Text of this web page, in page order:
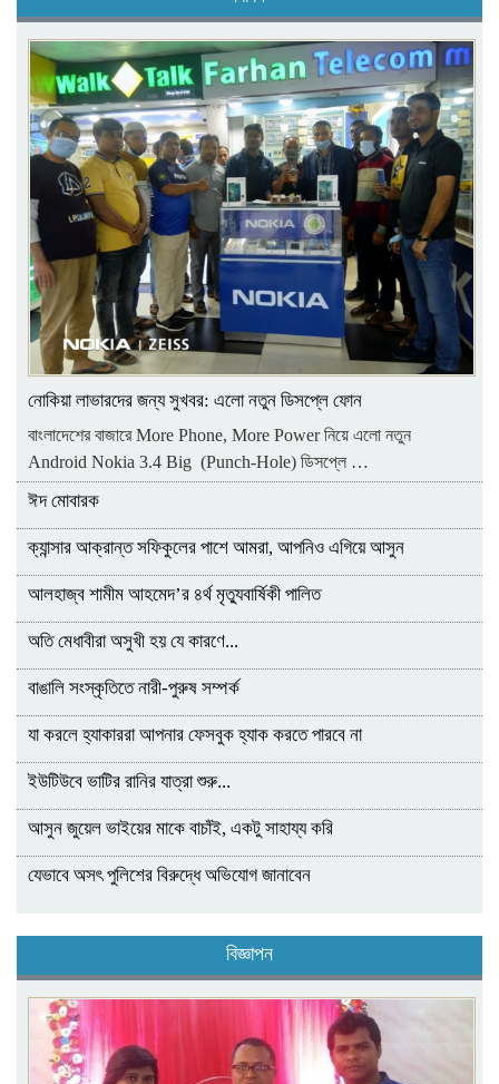
নোকিয়া লাভারদের জন্য সুখবর: এলো নতুন ডিসপ্লে ফোন
বাংলাদেশের বাজারে More Phone, More Power নিয়ে এলো নতুন
Android Nokia 3.4 Big (Punch-Hole) ডিসপ্লে …
ঈদ মোবারক
ক্যান্সার আক্রান্ত সফিকুলের পাশে আমরা, আপনিও এগিয়ে আসুন
আলহাজ্ব শামীম আহমেদ’র ৪র্থ মৃত্যুবার্ষিকী পালিত
অতি মেধাবীরা অসুখী হয় যে কারণে...
বাঙালি সংস্কৃতিতে নারী-পুরুষ সম্পর্ক
যা করলে হ্যাকাররা আপনার ফেসবুক হ্যাক করতে পারবে না
ইউটিউবে ভাটির রানির যাত্রা শুরু...
আসুন জুয়েল ভাইয়ের মাকে বাচাঁই, একটু সাহায্য করি
যেভাবে অসৎ পুলিশের বিরুদ্ধে অভিযোগ জানাবেন
বিজ্ঞাপন